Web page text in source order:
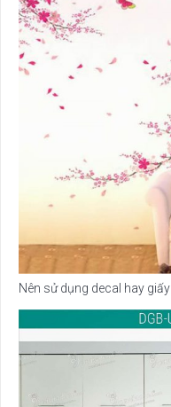
Nên sử dụng decal hay